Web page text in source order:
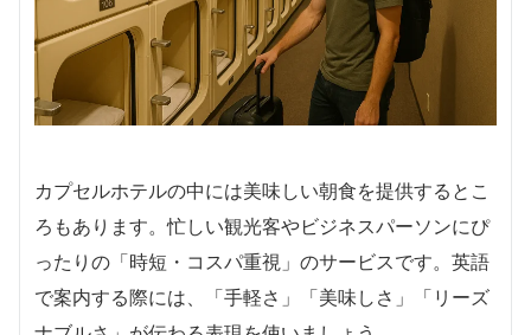
カプセルホテルの中には美味しい朝食を提供するとこ
ろもあります。忙しい観光客やビジネスパーソンにぴ
ったりの「時短・コスパ重視」のサービスです。英語
で案内する際には、「手軽さ」「美味しさ」「リーズ